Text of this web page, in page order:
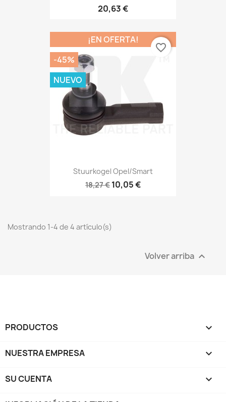
20,63 €
Stuurkogel Opel/Smart
18,27 € 10,05 €
¡EN OFERTA!
-45%
NUEVO
favorite_border
Mostrando 1-4 de 4 artículo(s)
Volver arriba 
PRODUCTOS 
NUESTRA EMPRESA 
SU CUENTA 